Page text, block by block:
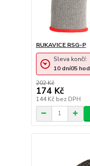
RUKAVICE RSG-P
202 Kč
174 Kč
144 Kč bez DPH
Sleva končí:
10 dní05 hod